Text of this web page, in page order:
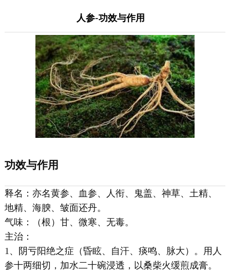
人参-功效与作用
功效与作用
释名：亦名黄参、血参、人衔、鬼盖、神草、土精、
地精、海腴、皱面还丹。
气味：（根）甘、微寒、无毒。
主治：
1、阴亏阳绝之症（昏眩、自汗、痰鸣、脉大）。用人
参十两细切，加水二十碗浸透，以桑柴火缓煎成膏。